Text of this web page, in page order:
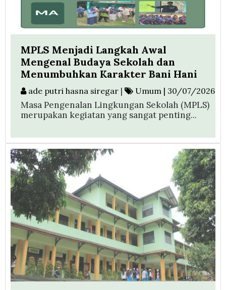
MPLS Menjadi Langkah Awal
Mengenal Budaya Sekolah dan
Menumbuhkan Karakter Bani Hani
ade putri hasna siregar | Umum | 30/07/2026
Masa Pengenalan Lingkungan Sekolah (MPLS)
merupakan kegiatan yang sangat penting...